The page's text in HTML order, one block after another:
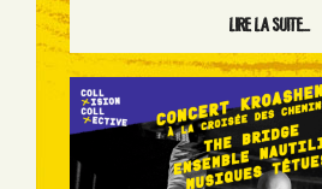
Lire la suite...